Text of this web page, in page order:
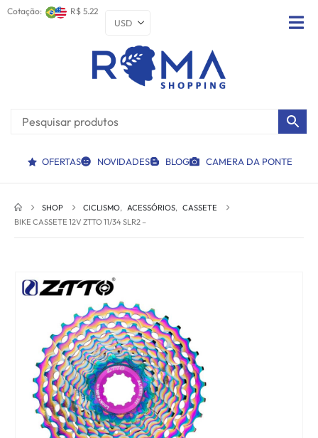
Cotação: R$ 5.22
OFERTAS NOVIDADES BLOG CAMERA DA PONTE
SHOP CICLISMO, ACESSÓRIOS, CASSETE
BIKE CASSETE 12V ZTTO 11/34 SLR2 –